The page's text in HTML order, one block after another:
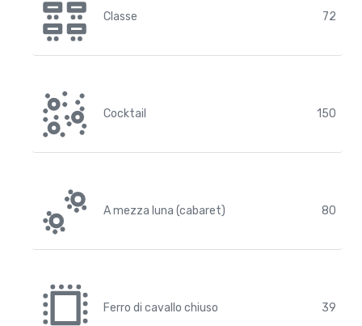
Classe 72
Cocktail 150
A mezza luna (cabaret) 80
Ferro di cavallo chiuso 39